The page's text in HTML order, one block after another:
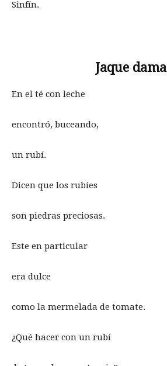
Sinfín.
Jaque dama
En el té con leche
encontró, buceando,
un rubí.
Dicen que los rubíes
son piedras preciosas.
Este en particular
era dulce
como la mermelada de tomate.
¿Qué hacer con un rubí